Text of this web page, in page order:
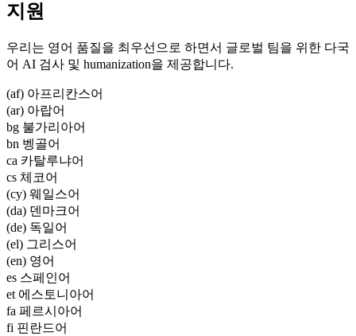
지원
우리는 영어 품질을 최우선으로 하면서 글로벌 팀을 위한 다국
어 AI 검사 및 humanization을 제공합니다.
(af) 아프리칸스어
(ar) 아랍어
bg 불가리아어
bn 벵골어
ca 카탈루냐어
cs 체코어
(cy) 웨일스어
(da) 덴마크어
(de) 독일어
(el) 그리스어
(en) 영어
es 스페인어
et 에스토니아어
fa 페르시아어
fi 핀란드어